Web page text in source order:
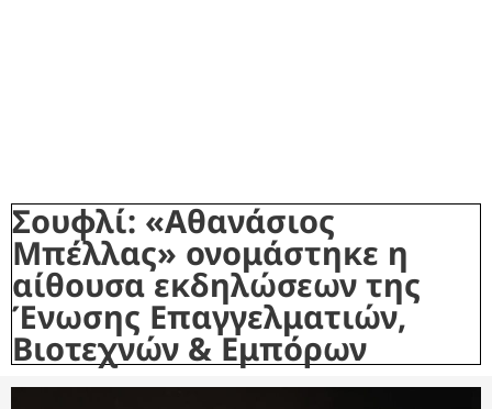
Σουφλί: «Αθανάσιος
Μπέλλας» ονομάστηκε η
αίθουσα εκδηλώσεων της
Ένωσης Επαγγελματιών,
Βιοτεχνών & Εμπόρων